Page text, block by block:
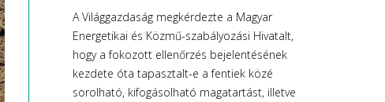
A Világgazdaság megkérdezte a Magyar
Energetikai és Közmű-szabályozási Hivatalt,
hogy a fokozott ellenőrzés bejelentésének
kezdete óta tapasztalt-e a fentiek közé
sorolható, kifogásolható magatartást, illetve